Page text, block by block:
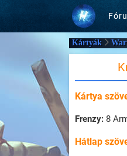
Kártyák
Kártya
Frenzy: 8
Hátlap